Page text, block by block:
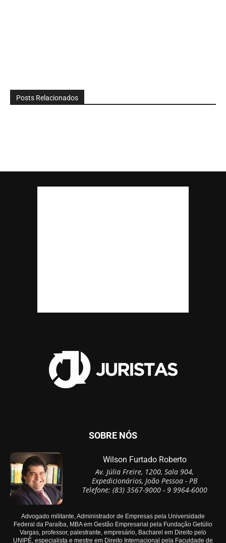
Posts Relacionados
SOBRE NÓS
Wilson Furtado Roberto
Av. Júlia Freire, 1200, Sala 904,
Expedicionários, João Pessoa - PB
Telefone: (83) 3567-9000 - 9 9964-6000
Advogado militante, Administrador de Empresas pela Universidade
Federal da Paraíba, MBA em Gestão Empresarial pela Fundação Getúlio
Vargas, professor, palestrante, empresário, Bacharel em Direito pelo
UNIPÊ, especialista e mestre em Direito Internacional pela Faculdade de